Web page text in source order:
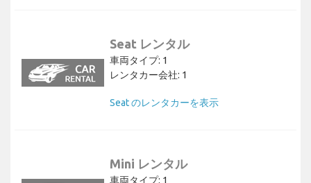
Seat レンタル
車両タイプ: 1
レンタカー会社: 1
Seat のレンタカーを表示
Mini レンタル
車両タイプ: 1